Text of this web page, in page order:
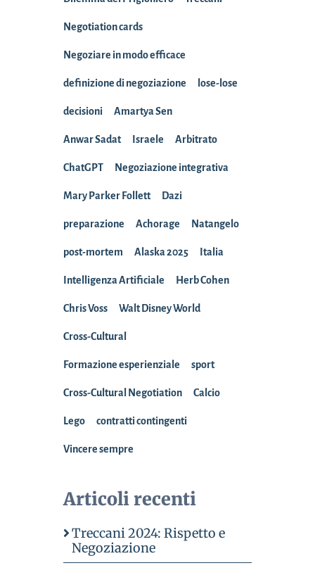
Negotiation cards
Negoziare in modo efficace
definizione di negoziazione lose-lose
decisioni Amartya Sen
Anwar Sadat Israele Arbitrato
ChatGPT Negoziazione integrativa
Mary Parker Follett Dazi
preparazione Achorage Natangelo
post-mortem Alaska 2025 Italia
Intelligenza Artificiale Herb Cohen
Chris Voss Walt Disney World
Cross-Cultural
Formazione esperienziale sport
Cross-Cultural Negotiation Calcio
Lego contratti contingenti
Vincere sempre
Articoli recenti
Treccani 2024: Rispetto e
Negoziazione